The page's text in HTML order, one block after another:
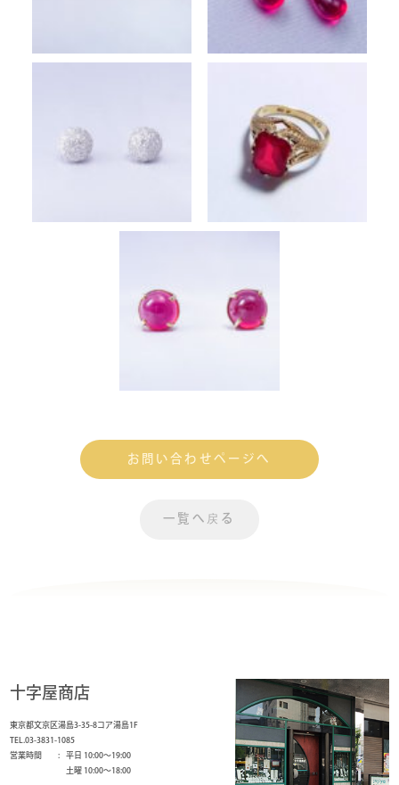
お問い合わせページへ
一覧へ戻る
十字屋商店
東京都文京区湯島3-35-8コア湯島1F
TEL.03-3831-1085
営業時間
平日 10:00～19:00
土曜 10:00～18:00